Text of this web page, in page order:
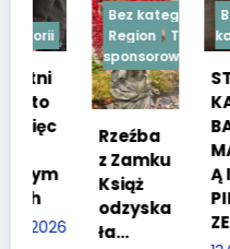
Bez kategorii
Region
Treść
sponsorowana
Rzeźba
z Zamku
Książ
odzyska
ła…
Bez
kategorii
STRACIŁ
KARTĘ
BANKO
MATOW
PIENIĄD